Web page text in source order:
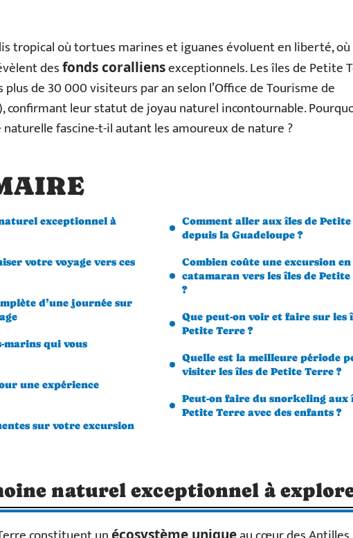
tropical où tortues marines et iguanes évoluent en liberté, où
desfonds coralliensexceptionnels. Les îles de Petite
de 30 000 visiteurs par an selon l’Office de Tourisme de
confirmant leur statut de joyau naturel incontournable.
fascine-t-il autant les amoureux de nature ?
exceptionnel à
votre voyage vers ces
d’une journée sur
marins qui vous
une expérience
sur votre excursion
Comment aller aux îles de
depuis la Guadeloupe ?
Combien coûte une excursion en
catamaran vers les îles de
?
Que peut-on voir et faire sur les
Petite Terre ?
Quelle est la meilleure période
visiter les îles de Petite Terre ?
Peut-on faire du snorkeling aux
Petite Terre avec des enfants ?
naturel exceptionnel à